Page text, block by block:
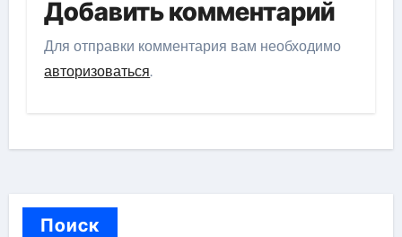
Добавить комментарий
Для отправки комментария вам необходимо
авторизоваться.
Поиск